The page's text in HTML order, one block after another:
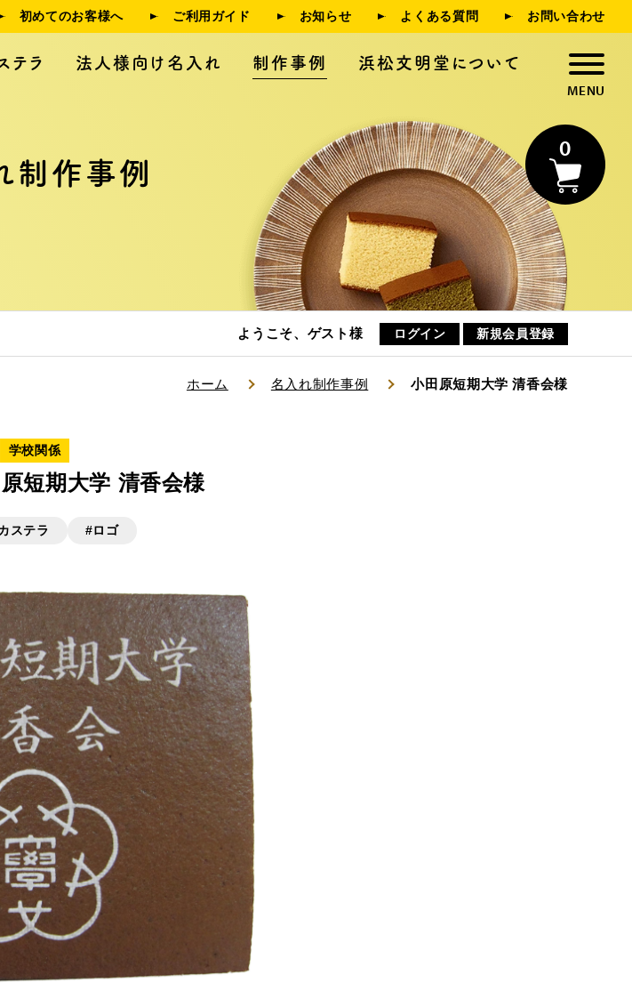
初めてのお客様へ ご利用ガイド お知らせ よくある質問 お問い合わせ
テラ 法人様向け名入れ 制作事例 浜松文明堂について
0
制作事例 浜松文明堂について
お知らせ
のお祝いカステラ
制作事例
ようこそ、ゲスト様 ログイン 新規会員登録
ホーム 名入れ制作事例 小田原短期大学 清香会様
学校関係
短期大学 清香会様
ステラ #ロゴ